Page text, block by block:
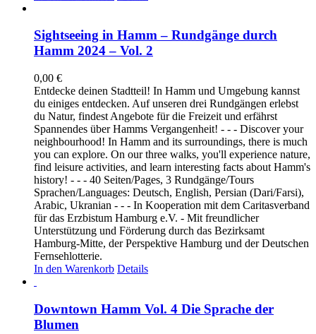
Sightseeing in Hamm – Rundgänge durch
Hamm 2024 – Vol. 2
0,00 €
Entdecke deinen Stadtteil! In Hamm und Umgebung kannst
du einiges entdecken. Auf unseren drei Rundgängen erlebst
du Natur, findest Angebote für die Freizeit und erfährst
Spannendes über Hamms Vergangenheit! - - - Discover your
neighbourhood! In Hamm and its surroundings, there is much
you can explore. On our three walks, you'll experience nature,
find leisure activities, and learn interesting facts about Hamm's
history! - - - 40 Seiten/Pages, 3 Rundgänge/Tours
Sprachen/Languages: Deutsch, English, Persian (Dari/Farsi),
Arabic, Ukranian - - - In Kooperation mit dem Caritasverband
für das Erzbistum Hamburg e.V. - Mit freundlicher
Unterstützung und Förderung durch das Bezirksamt
Hamburg-Mitte, der Perspektive Hamburg und der Deutschen
Fernsehlotterie.
In den Warenkorb Details
Downtown Hamm Vol. 4 Die Sprache der
Blumen